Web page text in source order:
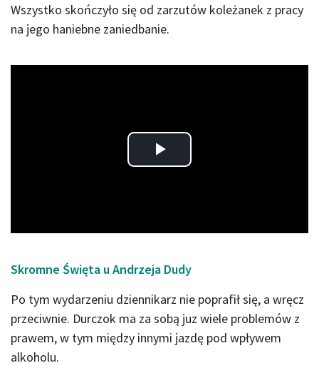
Wszystko skończyło się od zarzutów koleżanek z pracy
na jego haniebne zaniedbanie.
Play
Skromne Święta u Andrzeja Dudy
Po tym wydarzeniu dziennikarz nie poprafił się, a wręcz
przeciwnie. Durczok ma za sobą juz wiele problemów z
prawem, w tym między innymi jazdę pod wpływem
alkoholu.